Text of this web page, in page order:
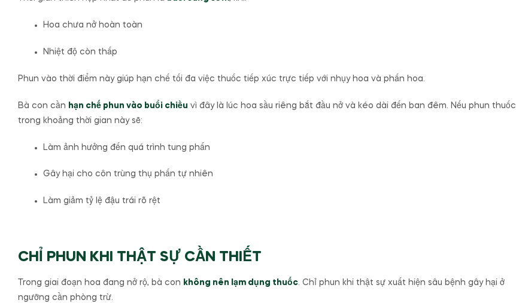
Hoa chưa nở hoàn toàn
Nhiệt độ còn thấp
Phun vào thời điểm này giúp hạn chế tối đa việc thuốc tiếp xúc trực tiếp với nhụy hoa và phấn hoa.
Bà con cần hạn chế phun vào buổi chiều vì đây là lúc hoa sầu riêng bắt đầu nở và kéo dài đến ban đêm. Nếu phun thuốc
trong khoảng thời gian này sẽ:
Làm ảnh hưởng đến quá trình tung phấn
Gây hại cho côn trùng thụ phấn tự nhiên
Làm giảm tỷ lệ đậu trái rõ rệt
CHỈ PHUN KHI THẬT SỰ CẦN THIẾT
Trong giai đoạn hoa đang nở rộ, bà con không nên lạm dụng thuốc. Chỉ phun khi thật sự xuất hiện sâu bệnh gây hại ở
ngưỡng cần phòng trừ.